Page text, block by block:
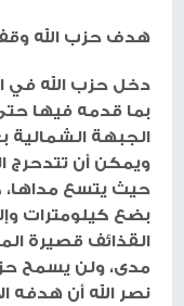
هدف حزب الله
دخل حزب الله في
بما قدمه فيها حتى
الجبهة الشمالية
ويمكن أن تتدحرج
حيث يتسع
بضع كيلومترات
القذائف قصيرة
مدى، ولن يسمح
نصر الله أن هدفه